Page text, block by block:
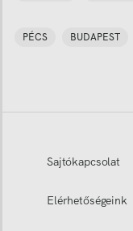
PÉCS BUDAPEST
Sajtókapcsolat
Elérhetőségeink